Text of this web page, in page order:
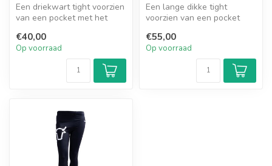
Een driekwart tight voorzien
van een pocket met het
tigh...
€40,00
Op voorraad
Een lange dikke tight
voorzien van een pocket
logo. De ti...
€55,00
Op voorraad